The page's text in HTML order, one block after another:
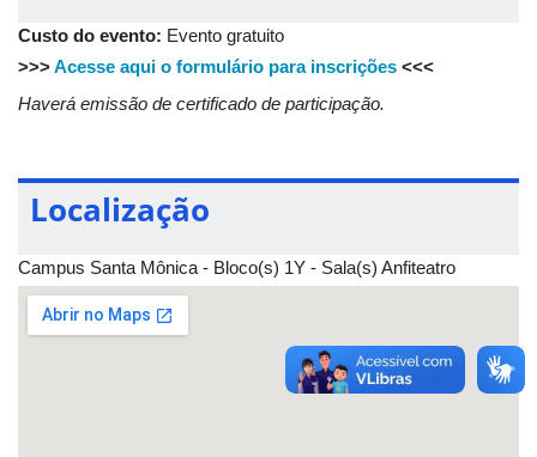
Custo do evento: Evento gratuito
>>>Acesse aqui o formulário para inscrições <<<
Haverá emissão de certificado de participação.
Localização
Campus Santa Mônica - Bloco(s) 1Y - Sala(s) Anfiteatro